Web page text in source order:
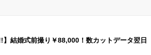
】結婚式前撮り￥88,000！数カットデータ翌日